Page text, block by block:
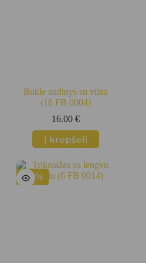
Bukle audinys su vilna
(16 FB 0004)
16.00 €
Į krepšelį
-42%